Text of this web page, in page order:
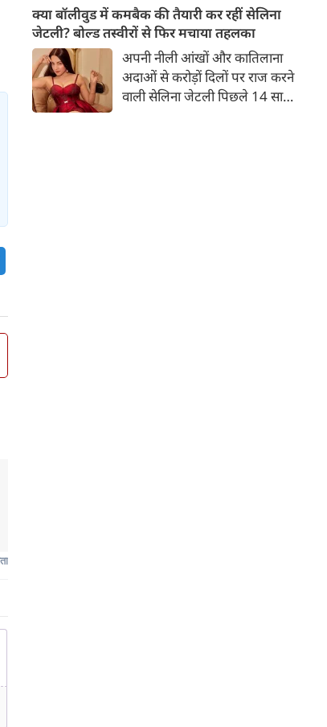
बच्चों की मां हैं। 45 साल की श्वेता
तिवारी की तस्वीरों पर फैंस जमकर
प्यार लुटाते हैं। इस बार श्वेता तिवारी
ने वेकेशन से अपनी कुछ तस्वीरें शेयर
की है।
क्या बॉलीवुड में कमबैक की तैयारी कर रहीं सेलिना
जेटली? बोल्ड तस्वीरों से फिर मचाया तहलका
अपनी नीली आंखों और कातिलाना
अदाओं से करोड़ों दिलों पर राज करने
वाली सेलिना जेटली पिछले 14 साल